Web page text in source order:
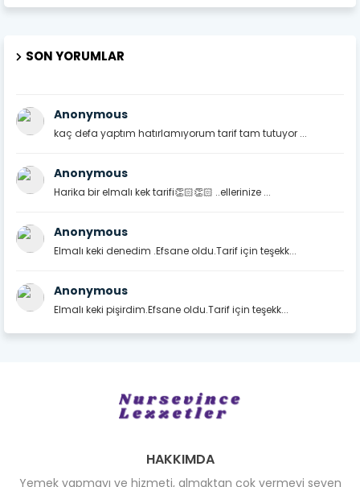
SON YORUMLAR
Anonymous
kaç defa yaptım hatırlamıyorum tarif tam tutuyor ...
Anonymous
Harika bir elmalı kek tarifi👏🏻👏🏻 ..ellerinize ...
Anonymous
Elmalı keki denedim .Efsane oldu.Tarif için teşekk...
Anonymous
Elmalı keki pişirdim.Efsane oldu.Tarif için teşekk...
HAKKIMDA
Yemek yapmayı ve hizmeti, almaktan çok vermeyi seven